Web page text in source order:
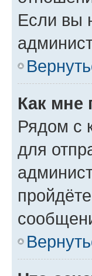
Если вы
Как мне
Рядом с
для